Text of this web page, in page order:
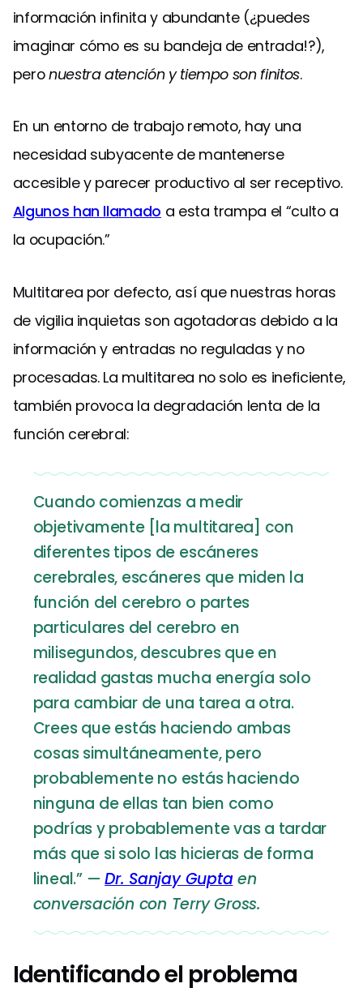
información infinita y abundante (¿puedes
imaginar cómo es su bandeja de entrada!?),
peronuestra atención y tiempo son finitos.
En un entorno de trabajo remoto, hay una
necesidad subyacente de mantenerse
accesible y parecer productivo al ser receptivo.
Algunos han llamado a esta trampa el “culto a
la ocupación.”
Multitarea por defecto, así que nuestras horas
de vigilia inquietas son agotadoras debido a la
información y entradas no reguladas y no
procesadas. La multitarea no solo es ineficiente,
también provoca la degradación lenta de la
función cerebral:
Cuando comienzas a medir
objetivamente [la multitarea] con
diferentes tipos de escáneres
cerebrales, escáneres que miden la
función del cerebro o partes
particulares del cerebro en
milisegundos, descubres que en
realidad gastas mucha energía solo
para cambiar de una tarea a otra.
Crees que estás haciendo ambas
cosas simultáneamente, pero
probablemente no estás haciendo
ninguna de ellas tan bien como
podrías y probablemente vas a tardar
más que si solo las hicieras de forma
lineal.” —Dr. Sanjay Guptaen
conversación con Terry Gross.
Identificando el problema